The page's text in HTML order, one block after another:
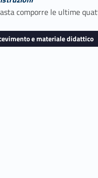
comporre le ultime
e materiale didattico